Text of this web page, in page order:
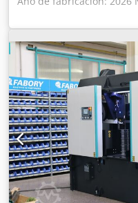
Plazo de entrega:
de origen: Turquía
397,44 €/mes Stock: 1
Armazón de sierra:
cinta de sierra:
regulable continuamente
corte a 0° redondo: 440
cuadrado: 440 mm
mm Capacidad de corte
410 mm Capacidad de
cuadrado: 250 mm
mm, cuadrado: 410 mm
redondo: 320 mm,